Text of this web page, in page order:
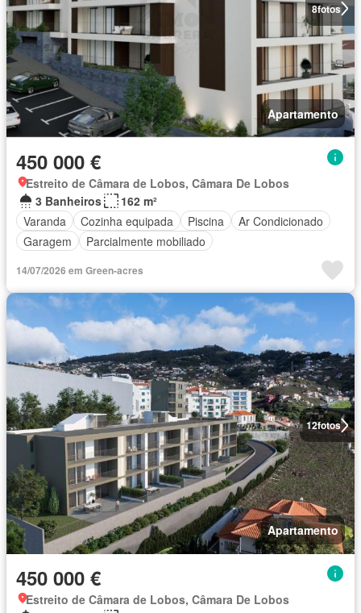
8fotos
Apartamento
450 000 €
Estreito de Câmara de Lobos, Câmara De Lobos
3 Banheiros
162 m²
Varanda
Cozinha equipada Piscina
Ar Condicionado
Garagem
Parcialmente mobiliado
14/07/2026 em Green-acres
12fotos
Apartamento
450 000 €
Estreito de Câmara de Lobos, Câmara De Lobos